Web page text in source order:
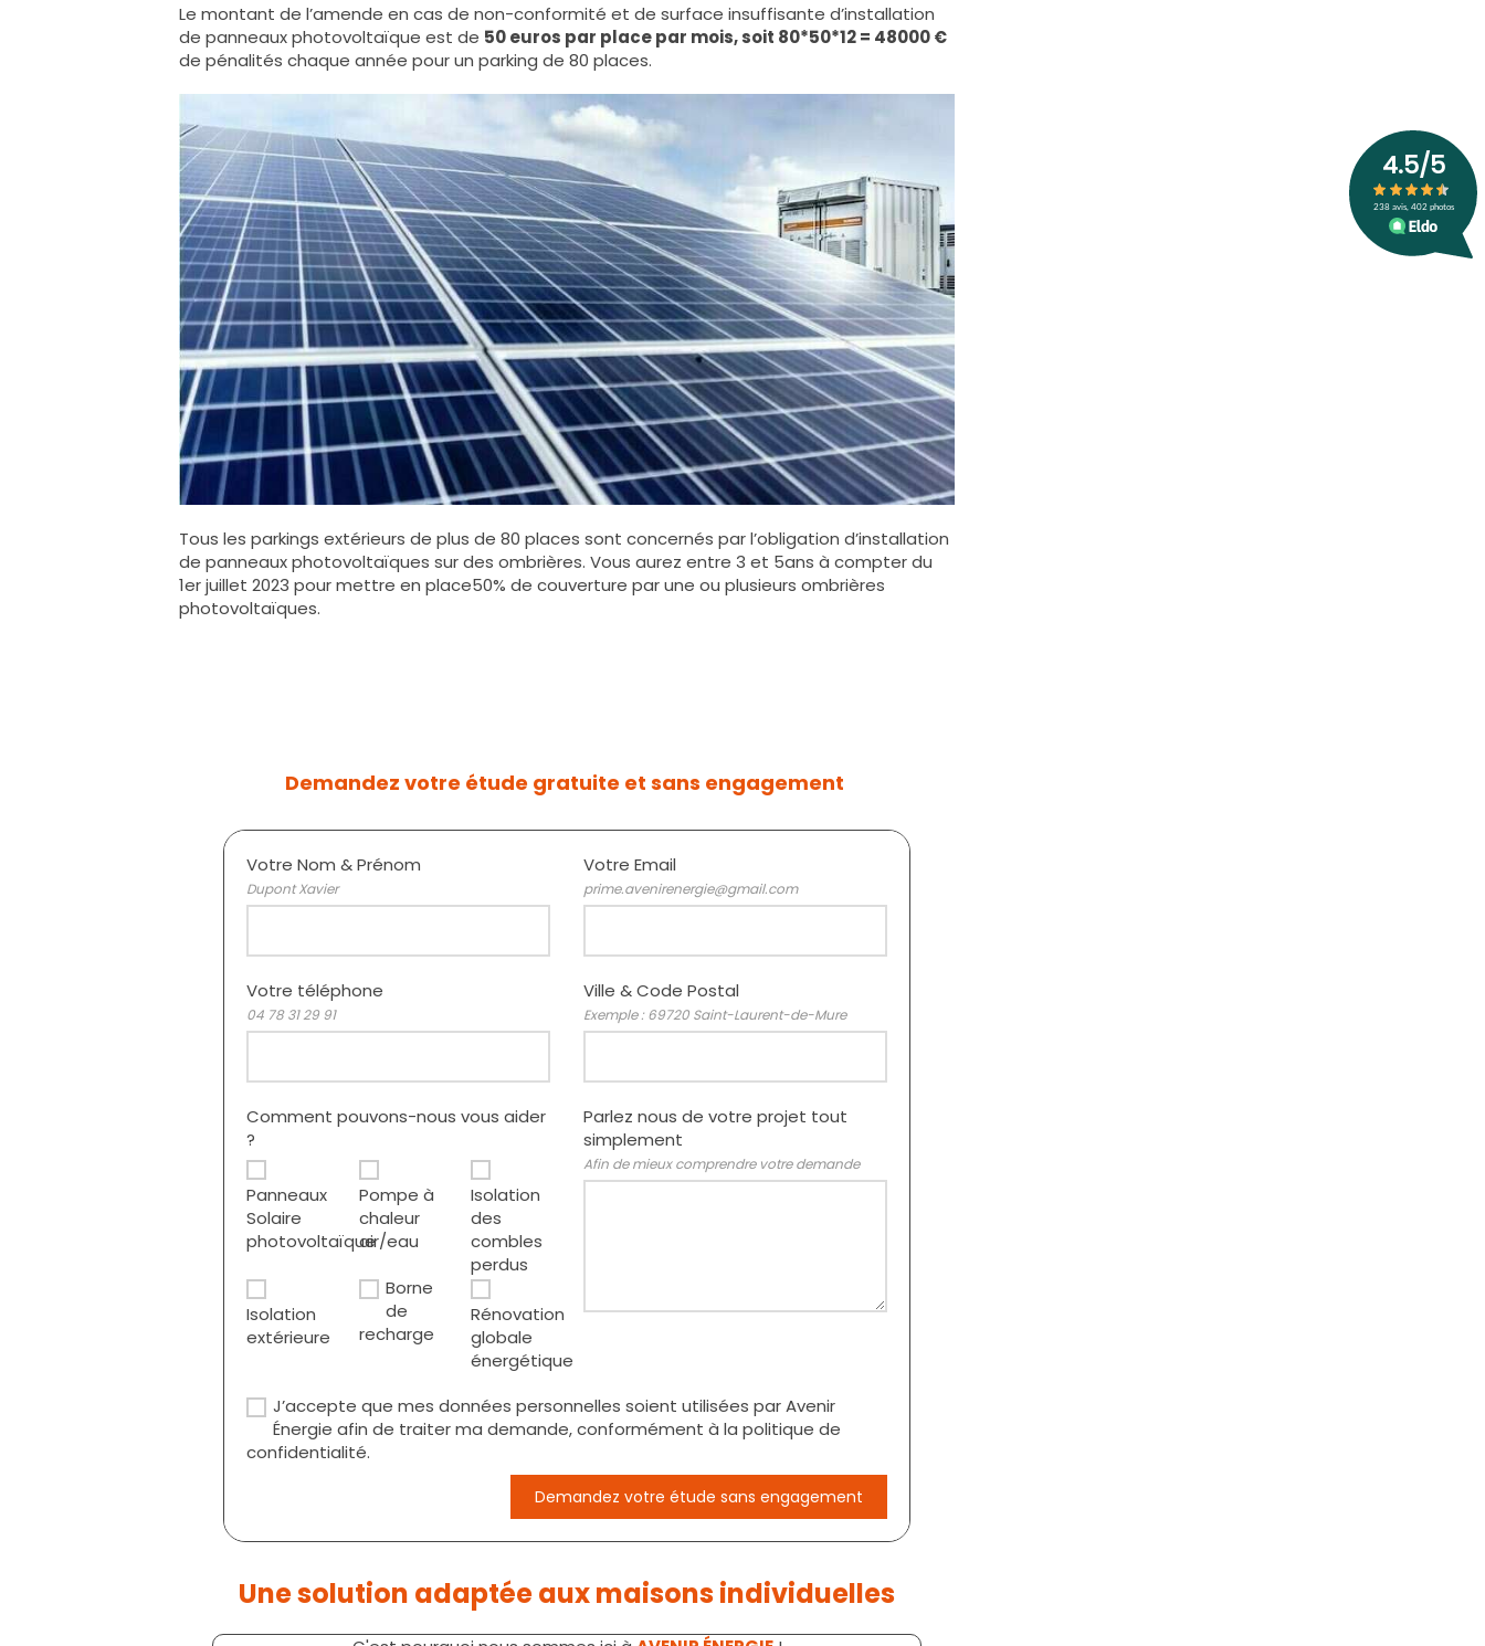
Le montant de l’amende en cas de non-conformité et de surface insuffisante d’installation
de panneaux photovoltaïque est de 50 euros par place par mois, soit 80*50*12 = 48000 €
de pénalités chaque année pour un parking de 80 places.
Tous les parkings extérieurs de plus de 80 places sont concernés par l’obligation d’installation
de panneaux photovoltaïques sur des ombrières. Vous aurez entre 3 et 5ans à compter du
1er juillet 2023 pour mettre en place50% de couverture par une ou plusieurs ombrières
photovoltaïques.
Demandez votre étude gratuite et sans engagement
Votre Nom & Prénom
Dupont Xavier
Votre Email
prime.avenirenergie@gmail.com
Votre téléphone
04 78 31 29 91
Ville & Code Postal
Exemple : 69720 Saint-Laurent-de-Mure
Comment pouvons-nous vous aider
?
Panneaux
Solaire
photovoltaïque
Pompe à
chaleur
air/eau
Isolation
des
combles
perdus
Isolation
extérieure
Borne
de
recharge
Rénovation
globale
énergétique
Parlez nous de votre projet tout
simplement
Afin de mieux comprendre votre demande
J’accepte que mes données personnelles soient utilisées par Avenir
Énergie afin de traiter ma demande, conformément à la politique de
confidentialité.
Demandez votre étude sans engagement
Une solution adaptée aux maisons individuelles